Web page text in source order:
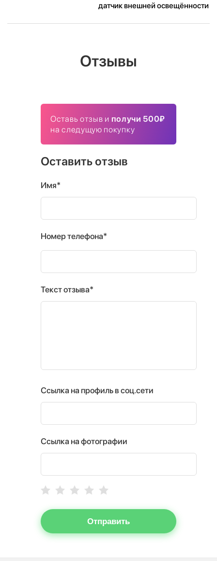
датчик внешней освещённости
Отзывы
Оставь отзыв и получи 500₽
на следущую покупку
Оставить отзыв
Имя*
Номер телефона*
Текст отзыва*
Ссылка на профиль в соц.сети
Ссылка на фотографии
Отправить